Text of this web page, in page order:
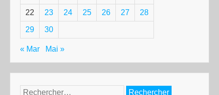
22 23 24 25 26 27 28
29 30
« Mar Mai »
Rechercher :